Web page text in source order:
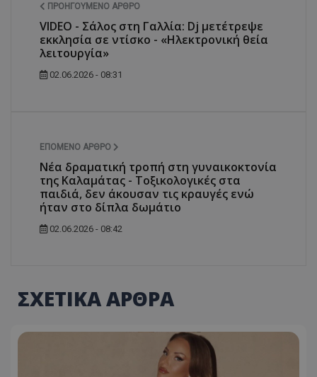
ΠΡΟΗΓΟΎΜΕΝΟ ΆΡΘΡΟ
VIDEO - Σάλος στη Γαλλία: Dj μετέτρεψε
εκκλησία σε ντίσκο - «Ηλεκτρονική θεία
λειτουργία»
02.06.2026 - 08:31
ΕΠΌΜΕΝΟ ΆΡΘΡΟ
Νέα δραματική τροπή στη γυναικοκτονία
της Καλαμάτας - Τοξικολογικές στα
παιδιά, δεν άκουσαν τις κραυγές ενώ
ήταν στο δίπλα δωμάτιο
02.06.2026 - 08:42
ΣΧΕΤΙΚΑ ΑΡΘΡΑ